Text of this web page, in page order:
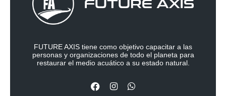
FUTURE AXIS tiene como objetivo capacitar a las
personas y organizaciones de todo el planeta para
restaurar el medio acuático a su estado natural.